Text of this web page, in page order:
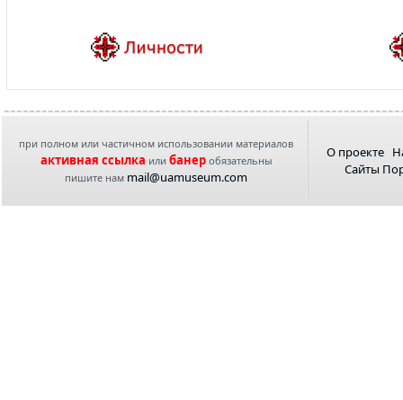
при полном или частичном использовании материалов
активная ссылка или банеробязательны
пишите нам mail@uamuseum.com
О проекте
Сайты